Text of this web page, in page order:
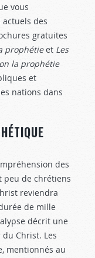
vous
des
gratuites
prophétieet Les
la prophétie
et
nations dans
des
peu de chrétiens
reviendra
de mille
décrit une
Christ. Les
mentionnés au